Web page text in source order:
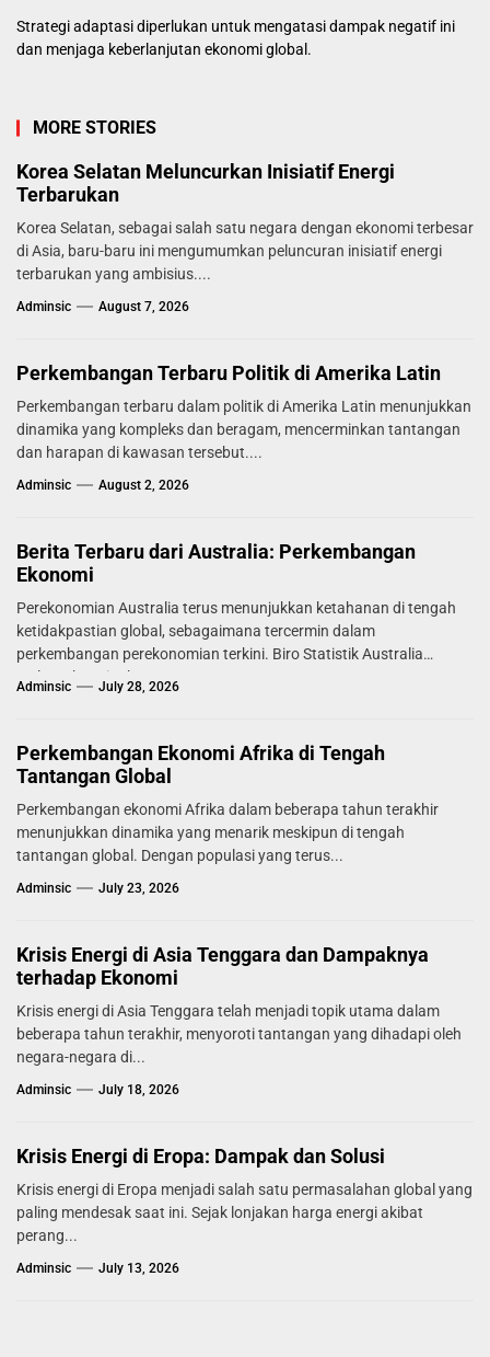
Strategi adaptasi diperlukan untuk mengatasi dampak negatif ini
dan menjaga keberlanjutan ekonomi global.
MORE STORIES
Korea Selatan Meluncurkan Inisiatif Energi
Terbarukan
Korea Selatan, sebagai salah satu negara dengan ekonomi terbesar
di Asia, baru-baru ini mengumumkan peluncuran inisiatif energi
terbarukan yang ambisius....
Adminsic August 7, 2026
Perkembangan Terbaru Politik di Amerika Latin
Perkembangan terbaru dalam politik di Amerika Latin menunjukkan
dinamika yang kompleks dan beragam, mencerminkan tantangan
dan harapan di kawasan tersebut....
Adminsic August 2, 2026
Berita Terbaru dari Australia: Perkembangan
Ekonomi
Perekonomian Australia terus menunjukkan ketahanan di tengah
ketidakpastian global, sebagaimana tercermin dalam
perkembangan perekonomian terkini. Biro Statistik Australia
melaporkan tingkat...
Adminsic July 28, 2026
Perkembangan Ekonomi Afrika di Tengah
Tantangan Global
Perkembangan ekonomi Afrika dalam beberapa tahun terakhir
menunjukkan dinamika yang menarik meskipun di tengah
tantangan global. Dengan populasi yang terus...
Adminsic July 23, 2026
Krisis Energi di Asia Tenggara dan Dampaknya
terhadap Ekonomi
Krisis energi di Asia Tenggara telah menjadi topik utama dalam
beberapa tahun terakhir, menyoroti tantangan yang dihadapi oleh
negara-negara di...
Adminsic July 18, 2026
Krisis Energi di Eropa: Dampak dan Solusi
Krisis energi di Eropa menjadi salah satu permasalahan global yang
paling mendesak saat ini. Sejak lonjakan harga energi akibat
perang...
Adminsic July 13, 2026